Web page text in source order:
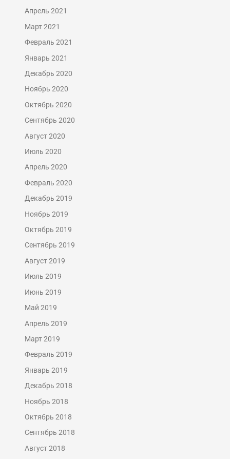
Апрель 2021
Март 2021
Февраль 2021
Январь 2021
Декабрь 2020
Ноябрь 2020
Октябрь 2020
Сентябрь 2020
Август 2020
Июль 2020
Апрель 2020
Февраль 2020
Декабрь 2019
Ноябрь 2019
Октябрь 2019
Сентябрь 2019
Август 2019
Июль 2019
Июнь 2019
Май 2019
Апрель 2019
Март 2019
Февраль 2019
Январь 2019
Декабрь 2018
Ноябрь 2018
Октябрь 2018
Сентябрь 2018
Август 2018